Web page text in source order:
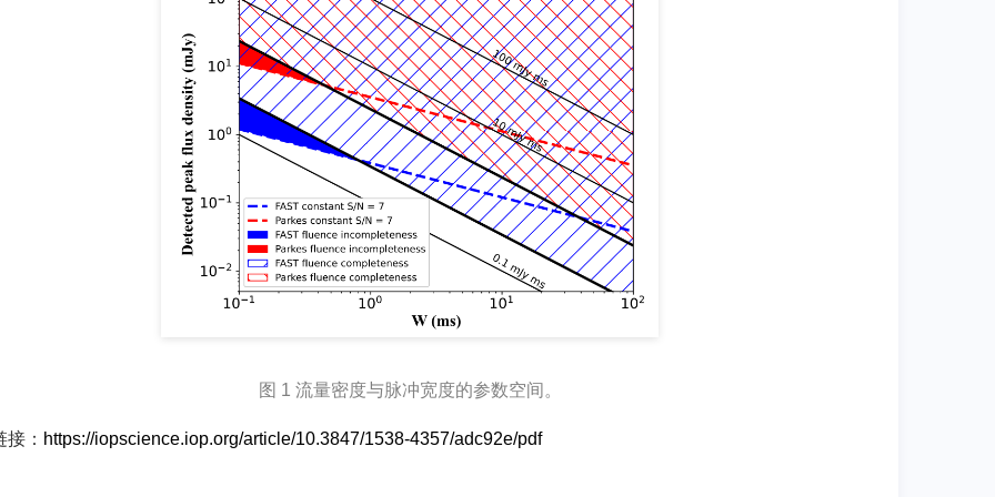
图 1 流量密度与脉冲宽度的参数空间。
： https://iopscience.iop.org/article/10.3847/1538-4357/adc92e/pdf